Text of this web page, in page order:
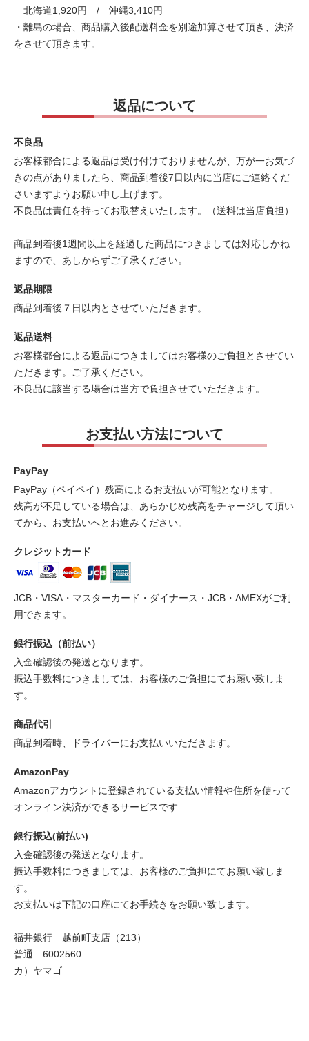
北海道1,920円 / 沖縄3,410円
・離島の場合、商品購入後配送料金を別途加算させて頂き、決済
をさせて頂きます。
返品について
不良品
お客様都合による返品は受け付けておりませんが、万が一お気づ
きの点がありましたら、商品到着後7日以内に当店にご連絡くだ
さいますようお願い申し上げます。
不良品は責任を持ってお取替えいたします。（送料は当店負担）
商品到着後1週間以上を経過した商品につきましては対応しかね
ますので、あしからずご了承ください。
返品期限
商品到着後７日以内とさせていただきます。
返品送料
お客様都合による返品につきましてはお客様のご負担とさせてい
ただきます。ご了承ください。
不良品に該当する場合は当方で負担させていただきます。
お支払い方法について
PayPay
PayPay（ペイペイ）残高によるお支払いが可能となります。
残高が不足している場合は、あらかじめ残高をチャージして頂い
てから、お支払いへとお進みください。
クレジットカード
JCB・VISA・マスターカード・ダイナース・JCB・AMEXがご利
用できます。
銀行振込（前払い）
入金確認後の発送となります。
振込手数料につきましては、お客様のご負担にてお願い致しま
す。
商品代引
商品到着時、ドライバーにお支払いいただきます。
AmazonPay
Amazonアカウントに登録されている支払い情報や住所を使って
オンライン決済ができるサービスです
銀行振込(前払い)
入金確認後の発送となります。
振込手数料につきましては、お客様のご負担にてお願い致しま
す。
お支払いは下記の口座にてお手続きをお願い致します。
福井銀行 越前町支店（213）
普通 6002560
カ）ヤマゴ